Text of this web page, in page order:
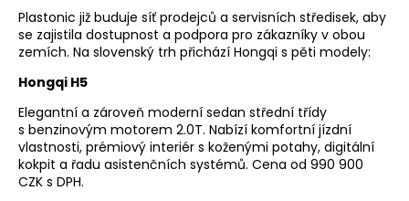
Plastonic již buduje síť prodejců a servisních středisek, aby
se zajistila dostupnost a podpora pro zákazníky v obou
zemích. Na slovenský trh přichází Hongqi s pěti modely:
Hongqi H5
Elegantní a zároveň moderní sedan střední třídy
s benzinovým motorem 2.0T. Nabízí komfortní jízdní
vlastnosti, prémiový interiér s koženými potahy, digitální
kokpit a řadu asistenčních systémů. Cena od 990 900
CZK s DPH.